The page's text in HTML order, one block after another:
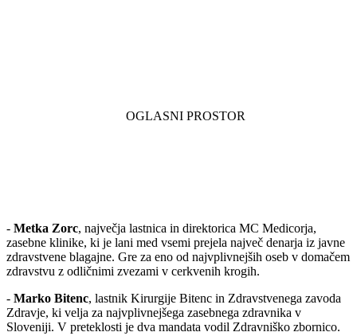
- Metka Zorc, največja lastnica in direktorica MC Medicorja,
zasebne klinike, ki je lani med vsemi prejela največ denarja iz javne
zdravstvene blagajne. Gre za eno od najvplivnejših oseb v domačem
zdravstvu z odličnimi zvezami v cerkvenih krogih.
- Marko Bitenc, lastnik Kirurgije Bitenc in Zdravstvenega zavoda
Zdravje, ki velja za najvplivnejšega zasebnega zdravnika v
Sloveniji. V preteklosti je dva mandata vodil Zdravniško zbornico.